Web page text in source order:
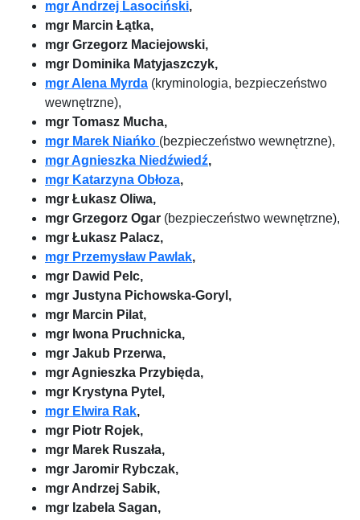
mgr Andrzej Lasociński,
mgr Marcin Łątka,
mgr Grzegorz Maciejowski,
mgr Dominika Matyjaszczyk,
mgr Alena Myrda (kryminologia, bezpieczeństwo
wewnętrzne),
mgr Tomasz Mucha,
mgr Marek Niańko (bezpieczeństwo wewnętrzne),
mgr Agnieszka Niedźwiedź,
mgr Katarzyna Obłoza,
mgr Łukasz Oliwa,
mgr Grzegorz Ogar (bezpieczeństwo wewnętrzne),
mgr Łukasz Palacz,
mgr Przemysław Pawlak,
mgr Dawid Pelc,
mgr Justyna Pichowska-Goryl,
mgr Marcin Pilat,
mgr Iwona Pruchnicka,
mgr Jakub Przerwa,
mgr Agnieszka Przybięda,
mgr Krystyna Pytel,
mgr Elwira Rak,
mgr Piotr Rojek,
mgr Marek Ruszała,
mgr Jaromir Rybczak,
mgr Andrzej Sabik,
mgr Izabela Sagan,